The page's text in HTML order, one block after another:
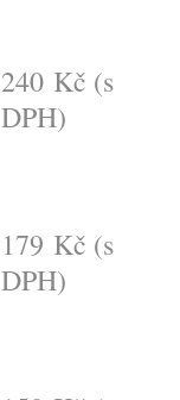
240 Kč (s
DPH)
179 Kč (s
DPH)